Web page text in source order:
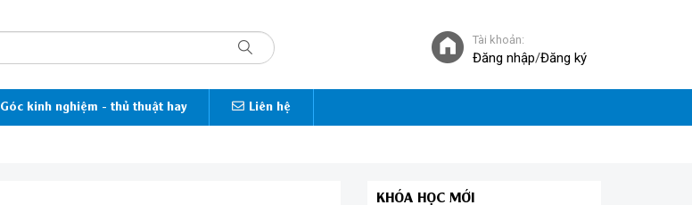
Tài khoản:
Đăng nhập/Đăng ký
Góc kinh nghiệm - thủ thuật hay Liên hệ
KHÓA HỌC MỚI